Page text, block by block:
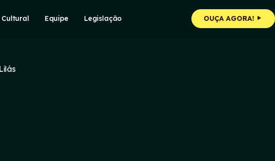
Cultural Equipe Legislação OUÇA AGORA!